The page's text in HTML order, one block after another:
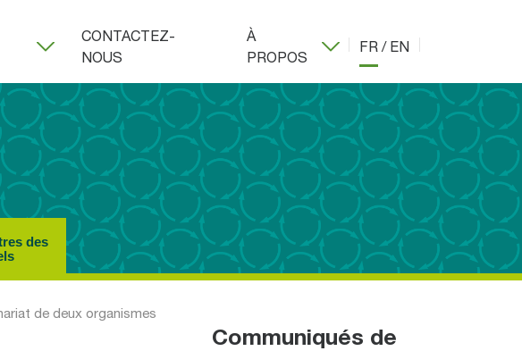
CONTACTEZ-
NOUS
À
PROPOS
FR / EN
des
de deux organismes
Communiqués de